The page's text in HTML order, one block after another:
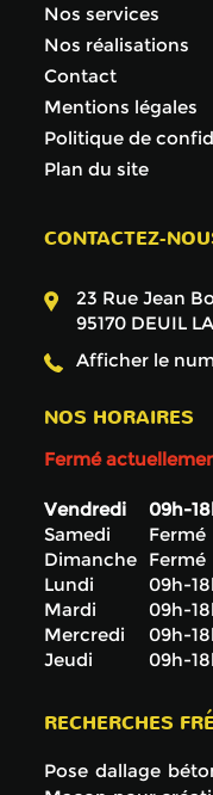
Nos services
Nos réalisations
Contact
Mentions légales
Politique de
Plan du site
CONTACTEZ-
23 Rue Jean
95170 DEUIL
Afficher le
NOS HORAIRES
Fermé
Vendredi
09h-
Samedi
Fermé
Dimanche Fermé
Lundi
09h-
Mardi
09h-
Mercredi
09h-
Jeudi
09h-
RECHERCHES
Pose dallage